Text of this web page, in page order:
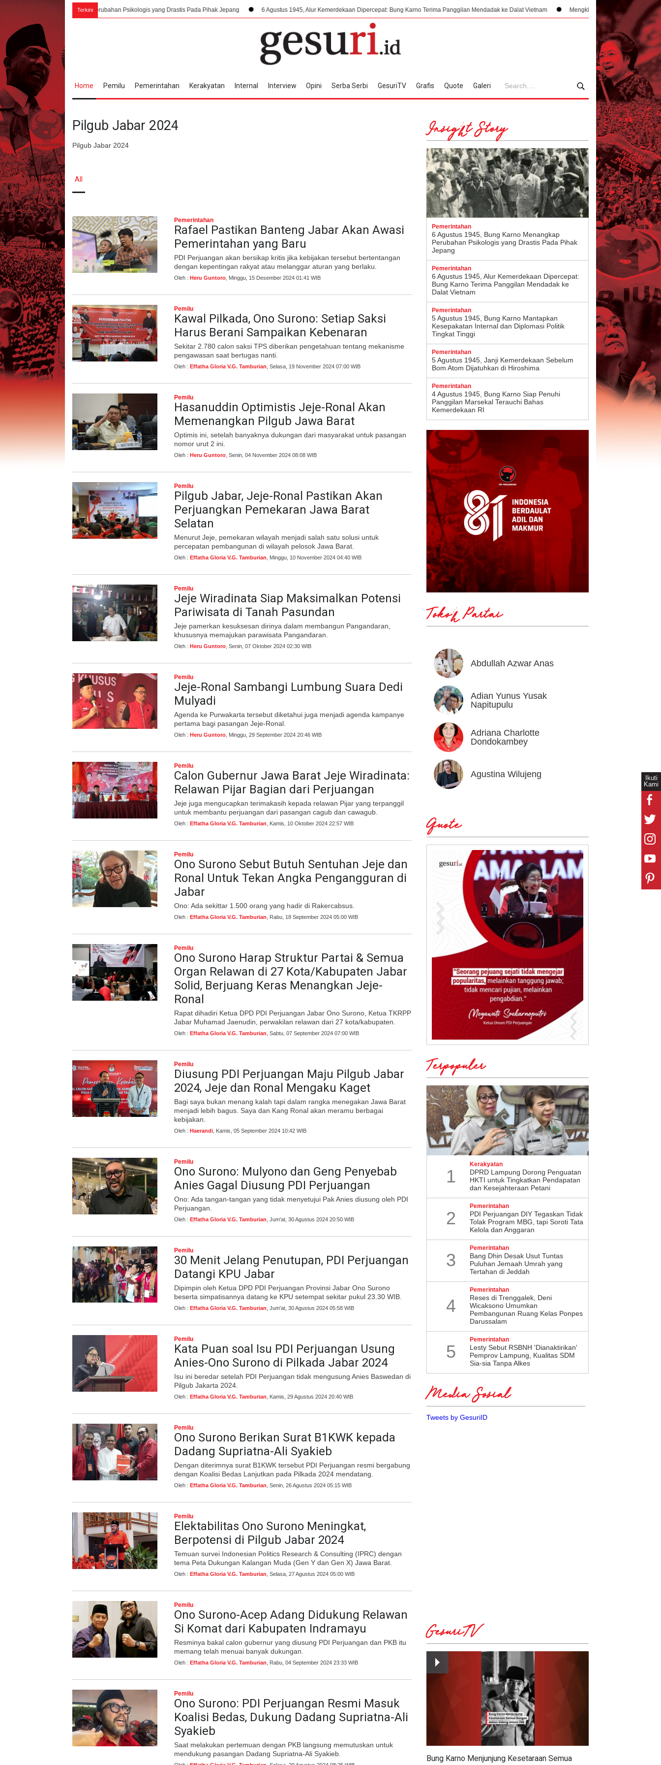
Ikuti
Kami
Terkini
Menangkap Perubahan Psikologis yang Drastis Pada Pihak Jepang 6 Agustus 1945, Alur Kemerdekaan Dipercepat: Bung Karno Terima Panggilan Mendadak ke Dalat Vietnam Mengklaim Nusantara di Dataran Tinggi Vietnam,
Home Pemilu Pemerintahan Kerakyatan Internal Interview Opini Serba Serbi GesuriTV Grafis Quote Galeri
Pilgub Jabar 2024
Pilgub Jabar 2024
All Profile
Pemerintahan
Rafael Pastikan Banteng Jabar Akan Awasi
Pemerintahan yang Baru
PDI Perjuangan akan bersikap kritis jika kebijakan tersebut bertentangan
dengan kepentingan rakyat atau melanggar aturan yang berlaku.
Oleh : Heru Guntoro , Minggu, 15 Desember 2024 01:41 WIB
Pemilu
Kawal Pilkada, Ono Surono: Setiap Saksi
Harus Berani Sampaikan Kebenaran
Sekitar 2.780 calon saksi TPS diberikan pengetahuan tentang mekanisme
pengawasan saat bertugas nanti.
Oleh : Effatha Gloria V.G. Tamburian , Selasa, 19 November 2024 07:00 WIB
Pemilu
Hasanuddin Optimistis Jeje-Ronal Akan
Memenangkan Pilgub Jawa Barat
Optimis ini, setelah banyaknya dukungan dari masyarakat untuk pasangan
nomor urut 2 ini.
Oleh : Heru Guntoro , Senin, 04 November 2024 08:08 WIB
Pemilu
Pilgub Jabar, Jeje-Ronal Pastikan Akan
Perjuangkan Pemekaran Jawa Barat
Selatan
Menurut Jeje, pemekaran wilayah menjadi salah satu solusi untuk
percepatan pembangunan di wilayah pelosok Jawa Barat.
Oleh : Effatha Gloria V.G. Tamburian , Minggu, 10 November 2024 04:40 WIB
Pemilu
Jeje Wiradinata Siap Maksimalkan Potensi
Pariwisata di Tanah Pasundan
Jeje pamerkan kesuksesan dirinya dalam membangun Pangandaran,
khususnya memajukan parawisata Pangandaran.
Oleh : Heru Guntoro , Senin, 07 Oktober 2024 02:30 WIB
Pemilu
Jeje-Ronal Sambangi Lumbung Suara Dedi
Mulyadi
Agenda ke Purwakarta tersebut diketahui juga menjadi agenda kampanye
pertama bagi pasangan Jeje-Ronal.
Oleh : Heru Guntoro , Minggu, 29 September 2024 20:46 WIB
Pemilu
Calon Gubernur Jawa Barat Jeje Wiradinata:
Relawan Pijar Bagian dari Perjuangan
Jeje juga mengucapkan terimakasih kepada relawan Pijar yang terpanggil
untuk membantu perjuangan dari pasangan cagub dan cawagub.
Oleh : Effatha Gloria V.G. Tamburian , Kamis, 10 Oktober 2024 22:57 WIB
Pemilu
Ono Surono Sebut Butuh Sentuhan Jeje dan
Ronal Untuk Tekan Angka Pengangguran di
Jabar
Ono: Ada sekittar 1.500 orang yang hadir di Rakercabsus.
Oleh : Effatha Gloria V.G. Tamburian , Rabu, 18 September 2024 05:00 WIB
Pemilu
Ono Surono Harap Struktur Partai & Semua
Organ Relawan di 27 Kota/Kabupaten Jabar
Solid, Berjuang Keras Menangkan Jeje-
Ronal
Rapat dihadiri Ketua DPD PDI Perjuangan Jabar Ono Surono, Ketua TKRPP
Jabar Muhamad Jaenudin, perwakilan relawan dari 27 kota/kabupaten.
Oleh : Effatha Gloria V.G. Tamburian , Sabtu, 07 September 2024 07:00 WIB
Pemilu
Diusung PDI Perjuangan Maju Pilgub Jabar
2024, Jeje dan Ronal Mengaku Kaget
Bagi saya bukan menang kalah tapi dalam rangka menegakan Jawa Barat
menjadi lebih bagus. Saya dan Kang Ronal akan meramu berbagai
kebijakan.
Oleh : Haerandi , Kamis, 05 September 2024 10:42 WIB
Pemilu
Ono Surono: Mulyono dan Geng Penyebab
Anies Gagal Diusung PDI Perjuangan
Ono: Ada tangan-tangan yang tidak menyetujui Pak Anies diusung oleh PDI
Perjuangan.
Oleh : Effatha Gloria V.G. Tamburian , Jum'at, 30 Agustus 2024 20:50 WIB
Pemilu
30 Menit Jelang Penutupan, PDI Perjuangan
Datangi KPU Jabar
Dipimpin oleh Ketua DPD PDI Perjuangan Provinsi Jabar Ono Surono
beserta simpatisannya datang ke KPU setempat sekitar pukul 23.30 WIB.
Oleh : Effatha Gloria V.G. Tamburian , Jum'at, 30 Agustus 2024 05:58 WIB
Pemilu
Kata Puan soal Isu PDI Perjuangan Usung
Anies-Ono Surono di Pilkada Jabar 2024
Isu ini beredar setelah PDI Perjuangan tidak mengusung Anies Baswedan di
Pilgub Jakarta 2024.
Oleh : Effatha Gloria V.G. Tamburian , Kamis, 29 Agustus 2024 20:40 WIB
Pemilu
Ono Surono Berikan Surat B1KWK kepada
Dadang Supriatna-Ali Syakieb
Dengan diterimnya surat B1KWK tersebut PDI Perjuangan resmi bergabung
dengan Koalisi Bedas Lanjutkan pada Pilkada 2024 mendatang.
Oleh : Effatha Gloria V.G. Tamburian , Senin, 26 Agustus 2024 05:15 WIB
Pemilu
Elektabilitas Ono Surono Meningkat,
Berpotensi di Pilgub Jabar 2024
Temuan survei Indonesian Politics Research & Consulting (IPRC) dengan
tema Peta Dukungan Kalangan Muda (Gen Y dan Gen X) Jawa Barat.
Oleh : Effatha Gloria V.G. Tamburian , Selasa, 27 Agustus 2024 05:00 WIB
Pemilu
Ono Surono-Acep Adang Didukung Relawan
Si Komat dari Kabupaten Indramayu
Resminya bakal calon gubernur yang diusung PDI Perjuangan dan PKB itu
memang telah menuai banyak dukungan.
Oleh : Effatha Gloria V.G. Tamburian , Rabu, 04 September 2024 23:33 WIB
Pemilu
Ono Surono: PDI Perjuangan Resmi Masuk
Koalisi Bedas, Dukung Dadang Supriatna-Ali
Syakieb
Saat melakukan pertemuan dengan PKB langsung memutuskan untuk
mendukung pasangan Dadang Supriatna-Ali Syakieb.
Insight Story
Pemerintahan
6 Agustus 1945, Bung Karno Menangkap
Perubahan Psikologis yang Drastis Pada Pihak
Jepang
Pemerintahan
6 Agustus 1945, Alur Kemerdekaan Dipercepat:
Bung Karno Terima Panggilan Mendadak ke
Dalat Vietnam
Pemerintahan
5 Agustus 1945, Bung Karno Mantapkan
Kesepakatan Internal dan Diplomasi Politik
Tingkat Tinggi
Pemerintahan
5 Agustus 1945, Janji Kemerdekaan Sebelum
Bom Atom Dijatuhkan di Hiroshima
Pemerintahan
4 Agustus 1945, Bung Karno Siap Penuhi
Panggilan Marsekal Terauchi Bahas
Kemerdekaan RI
Tokoh Partai
Abdullah Azwar Anas
Adian Yunus Yusak
Napitupulu
Adriana Charlotte
Dondokambey
Agustina Wilujeng Andi
Quote
Terpopuler
1
Kerakyatan
DPRD Lampung Dorong Penguatan
HKTI untuk Tingkatkan Pendapatan
dan Kesejahteraan Petani
2
Pemerintahan
PDI Perjuangan DIY Tegaskan Tidak
Tolak Program MBG, tapi Soroti Tata
Kelola dan Anggaran
3
Pemerintahan
Bang Dhin Desak Usut Tuntas
Puluhan Jemaah Umrah yang
Tertahan di Jeddah
4
Pemerintahan
​Reses di Trenggalek, Deni
Wicaksono Umumkan
Pembangunan Ruang Kelas Ponpes
Darussalam
5
Pemerintahan
Lesty Sebut RSBNH 'Dianaktirikan'
Pemprov Lampung, Kualitas SDM
Sia-sia Tanpa Alkes
Media Sosial
Tweets by GesuriID
GesuriTV
Bung Karno Menjunjung Kesetaraan Semua